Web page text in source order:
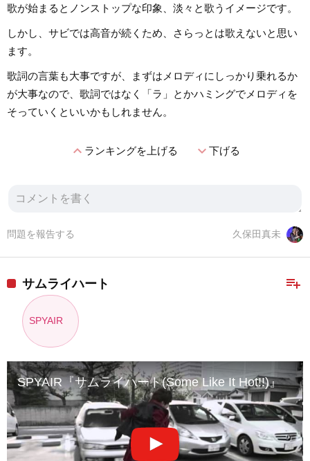
歌が始まるとノンストップな印象、淡々と歌うイメージです。
しかし、サビでは高音が続くため、さらっとは歌えないと思い
ます。
歌詞の言葉も大事ですが、まずはメロディにしっかり乗れるか
が大事なので、歌詞ではなく「ラ」とかハミングでメロディを
そっていくといいかもしれません。
expand_lessランキングを上げる expand_more下げる
久保田真未
問題を報告する
playlist_add
サムライハート
SPYAIR
SPYAIR『サムライハート(Some Like It Hot!!)』